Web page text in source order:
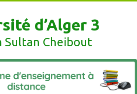
d’Alger 3
Sultan Cheibout